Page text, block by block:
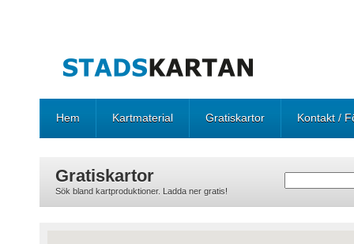
Hem Kartmaterial Gratiskartor Kontakt /
Gratiskartor
Sök bland kartproduktioner. Ladda ner gratis!